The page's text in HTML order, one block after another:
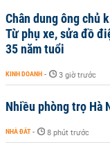
Chân dung ông chủ
Từ phụ xe, sửa đồ
35 năm tuổi
KINH DOANH - 3 giờ trước
Nhiều phòng trọ Hà
NHÀ ĐẤT - 8 phút trước